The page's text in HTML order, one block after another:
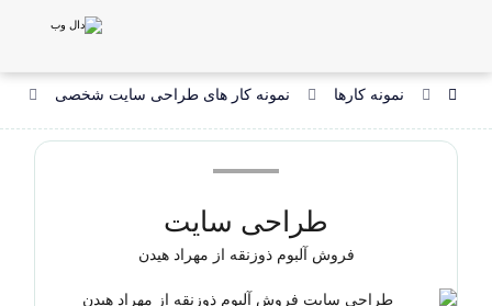
نمونه کارها نمونه کار های طراحی سایت شخصی
طراحی سایت
فروش آلبوم ذوزنقه از مهراد هیدن